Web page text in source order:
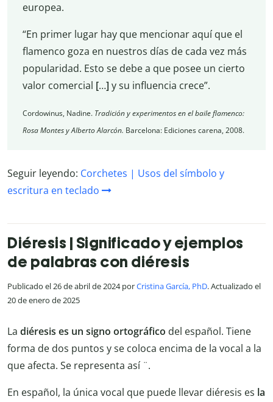
europea.
“En primer lugar hay que mencionar aquí que el
flamenco goza en nuestros días de cada vez más
popularidad. Esto se debe a que posee un cierto
valor comercial […] y su influencia crece”.
Cordowinus, Nadine. Tradición y experimentos en el baile flamenco:
Rosa Montes y Alberto Alarcón. Barcelona: Ediciones carena, 2008.
Seguir leyendo: Corchetes | Usos del símbolo y
escritura en teclado
Diéresis | Significado y ejemplos
de palabras con diéresis
Publicado el 26 de abril de 2024 porCristina García, PhD. Actualizado el
20 de enero de 2025
La diéresis es un signo ortográfico del español. Tiene
forma de dos puntos y se coloca encima de la vocal a la
que afecta. Se representa así ¨.
En español, la única vocal que puede llevar diéresis es la